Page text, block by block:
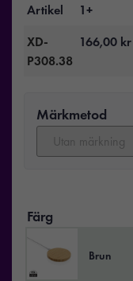
Artikel 1+
XD-
P308.38
166,00 kr
Märkmetod
Färg
Brun